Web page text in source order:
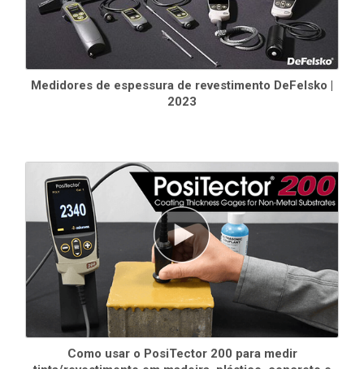
os lotes, adicionar notas e muito mais
Vários ajustes de calibração armazenados para medição em
uma variedade de aplicações de revestimento
A tecnologiaWiFi
sincroniza sem fio com o PosiSoft.net e baixa
atualizações de software
Bluetooth
para transferência de dados para um
Integre-se com software de terceiros, drones, ROVs, PLCs e
dispositivos robóticos usando vários protocolos de
comunicação do setor -standard
Medidores de espessura de revestimento DeFelsko |
2023
Como usar o PosiTector 200 para medir